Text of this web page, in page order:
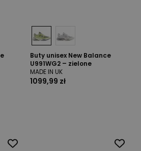
Buty unisex New Balance
U991WG2 – zielone
MADE IN UK
1099,99 zł